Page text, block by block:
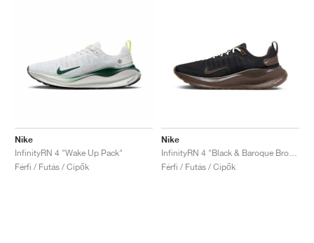
Nike
InfinityRN 4 "Wake Up Pack"
Férfi / Futás / Cipők
Nike
Férfi / Futás / Cipők